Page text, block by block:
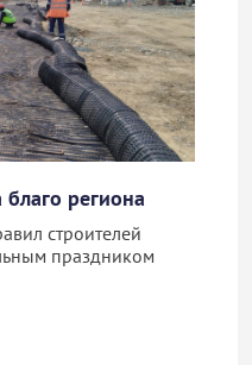
региона
строителей
праздником